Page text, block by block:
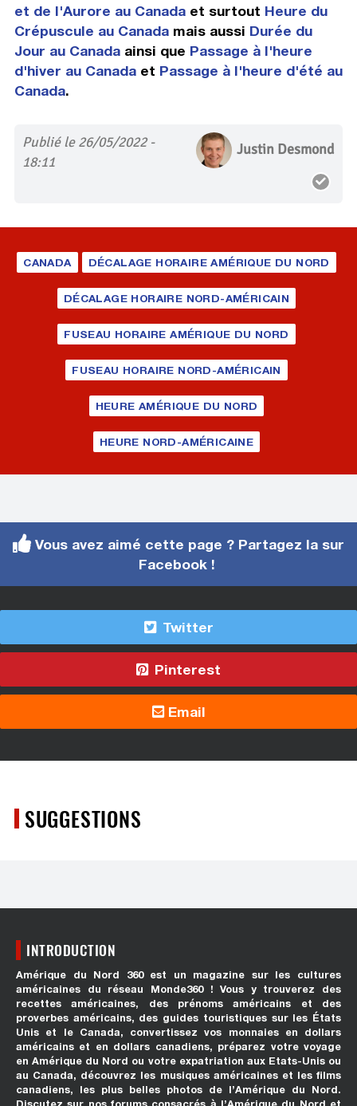
et de l'Aurore au Canadaet surtout Heure du
Crépuscule au Canadamais aussi Durée du
Jour au Canadaainsi que Passage à l'heure
d'hiver au Canadaet Passage à l'heure d'été au
Canada.
Publié le 26/05/2022 -
18:11
Justin Desmond
CANADA DÉCALAGE HORAIRE AMÉRIQUE DU NORD
DÉCALAGE HORAIRE NORD-AMÉRICAIN
FUSEAU HORAIRE AMÉRIQUE DU NORD
FUSEAU HORAIRE NORD-AMÉRICAIN
HEURE AMÉRIQUE DU NORD
HEURE NORD-AMÉRICAINE
Vous avez aimé cette page ? Partagez la sur
Facebook !
Twitter
Pinterest
Email
SUGGESTIONS
INTRODUCTION
Amérique du Nord 360 est un magazine sur les cultures
américaines du réseau Monde360 ! Vous y trouverez des
recettes américaines, des prénoms américains et des
proverbes américains, des guides touristiques sur les États
Unis et le Canada, convertissez vos monnaies en dollars
américains et en dollars canadiens, préparez votre voyage
en Amérique du Nord ou votre expatriation aux Etats-Unis ou
au Canada, découvrez les musiques américaines et les films
canadiens, les plus belles photos de l’Amérique du Nord.